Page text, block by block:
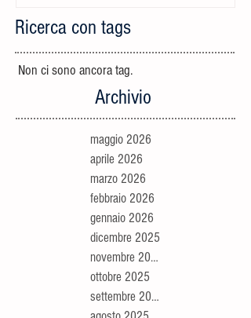
Ricerca con tags
Non ci sono ancora tag.
Archivio
maggio 2026
aprile 2026
marzo 2026
febbraio 2026
gennaio 2026
dicembre 2025
novembre 2025
ottobre 2025
settembre 2025